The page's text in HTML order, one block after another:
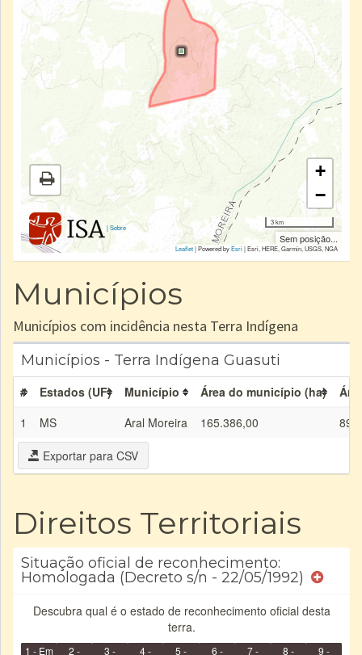
|Sobre
+
−
3 km
Sem posição...
Leaflet| Powered byEsri|Esri, HERE, Garmin, USGS, NGA
Municípios
Municípios com incidência nesta Terra Indígena
Municípios - Terra Indígena Guasuti
# Estados (UF) Município Área do município (ha)
1
MS Aral Moreira 165.386,00
Exportar para CSV
Direitos Territoriais
Situação oficial de reconhecimento:
Homologada (Decreto s/n - 22/05/1992)
Descubra qual é o estado de reconhecimento oficial desta
terra.
1 - Em 2 - 3 - 4 - 5 - 6 - 7 - 8 - 9 -